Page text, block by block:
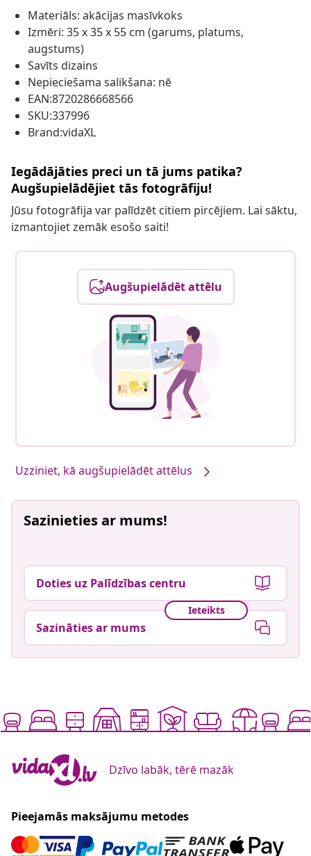
Materiāls: akācijas masīvkoks
Izmēri: 35 x 35 x 55 cm (garums, platums,
augstums)
Savīts dizains
Nepieciešama salikšana: nē
EAN:8720286668566
SKU:337996
Brand:vidaXL
Iegādājāties preci un tā jums patika?
Augšupielādējiet tās fotogrāfiju!
Jūsu fotogrāfija var palīdzēt citiem pircējiem. Lai sāktu,
izmantojiet zemāk esošo saiti!
Augšupielādēt attēlu
Uzziniet, kā augšupielādēt attēlus
Sazinieties ar mums!
Doties uz Palīdzības centru
Ieteikts
Sazināties ar mums
Dzīvo labāk, tērē mazāk
Pieejamās maksājumu metodes